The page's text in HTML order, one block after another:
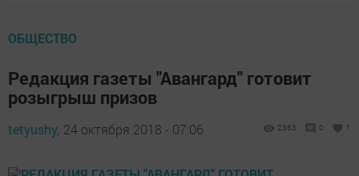
ОБЩЕСТВО
Редакция газеты "Авангард" готовит
розыгрыш ­призов
tetyushy, 24 октября 2018 - 07:06 2363 0 1